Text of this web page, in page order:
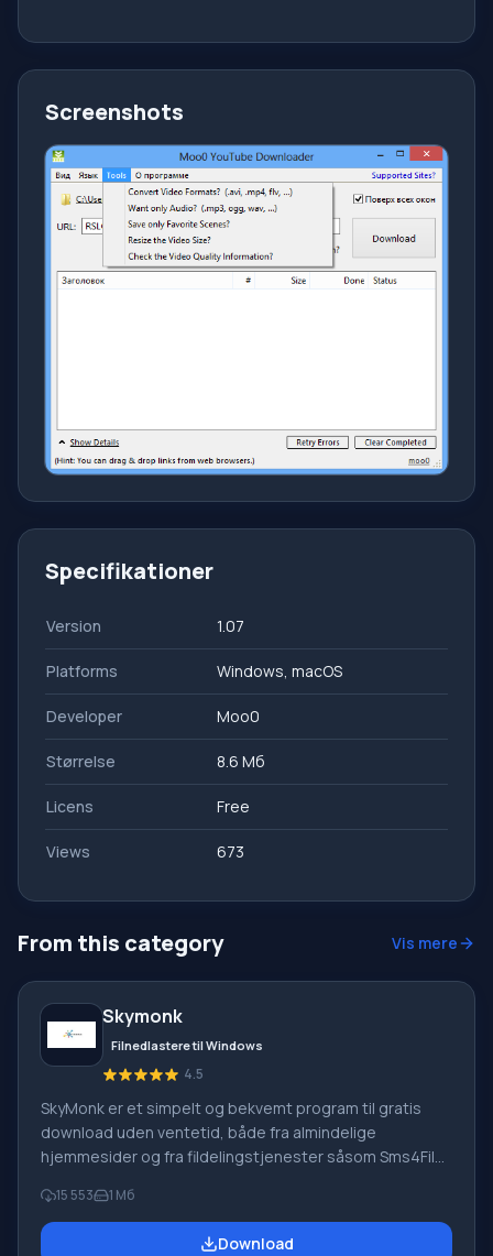
Screenshots
Specifikationer
Version 1.07
Platforms Windows, macOS
Developer Moo0
Størrelse 8.6 Мб
Licens Free
Views 673
From this category Vis mere
Skymonk
Filnedlastere til Windows
4.5
SkyMonk er et simpelt og bekvemt program til gratis
download uden ventetid, både fra almindelige
hjemmesider og fra fildelingstjenester såsom Sms4File,
2.20 kan du downloade filer og uploade dem til en
fildelingstjeneste. Programmet understøtter en betalt
15 553 1 Мб
Download